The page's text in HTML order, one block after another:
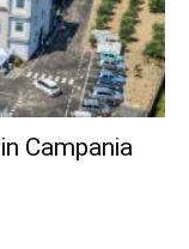
Campania